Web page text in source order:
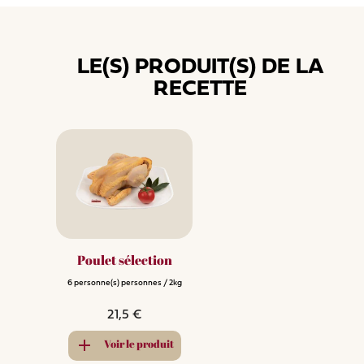
LE(S) PRODUIT(S) DE LA
RECETTE
Poulet sélection
6personne(s)personnes /2kg
21,5 €
add Voir le produit